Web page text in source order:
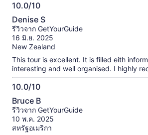
10.0/10
10.0
จาก
10
Denise S
รีวิวจาก GetYourGuide
16 มิ.ย. 2025
New Zealand
This tour is excellent. It is filled eith
interesting and well organised. I highly
10.0/10
10.0
จาก
10
Bruce B
รีวิวจาก GetYourGuide
10 พ.ค. 2025
สหรัฐอเมริกา